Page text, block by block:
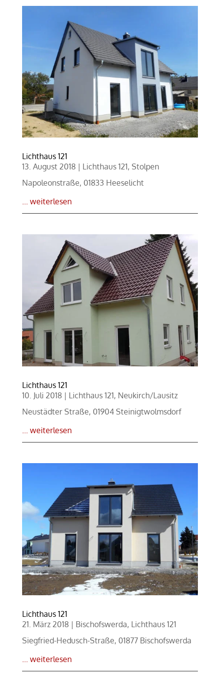
Lichthaus 121
13. August 2018| Lichthaus 121, Stolpen
Napoleonstraße, 01833 Heeselicht
... weiterlesen
Lichthaus 121
10. Juli 2018| Lichthaus 121, Neukirch/Lausitz
Neustädter Straße, 01904 Steinigtwolmsdorf
... weiterlesen
Lichthaus 121
21. März 2018| Bischofswerda, Lichthaus 121
Siegfried-Hedusch-Straße, 01877 Bischofswerda
... weiterlesen